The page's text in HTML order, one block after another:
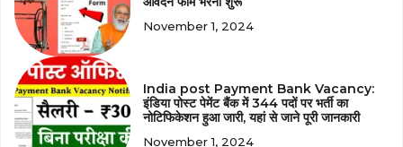
November 1, 2024
India post Payment Bank Vacancy:
इंडिया पोस्ट पेमेंट बैंक में 344 पदों पर भर्ती का
नोटिफिकेशन हुआ जारी, यहां से जाने पूरी जानकारी
November 1, 2024